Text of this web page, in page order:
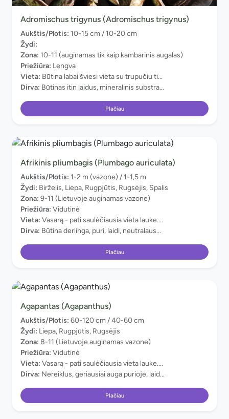
Adromischus trigynus (Adromischus trigynus)
Aukštis/Plotis: 10-15 cm / 10-20 cm
Žydi:
Zona: 10-11 (auginamas tik kaip kambarinis augalas)
Priežiūra: Lengva
Vieta: Būtina labai šviesi vieta su trupučiu ti...
Dirva: Būtinas itin laidus, mineralinis substra...
Plačiau
Afrikinis pliumbagis (Plumbago auriculata)
Aukštis/Plotis: 1-2 m (vazone) / 1-1,5 m
Žydi: Birželis, Liepa, Rugpjūtis, Rugsėjis, Spalis
Zona: 9-11 (Lietuvoje auginamas vazone)
Priežiūra: Vidutinė
Vieta: Vasarą - pati saulėčiausia vieta lauke....
Dirva: Būtina derlinga, puri, laidi, neutralaus...
Plačiau
Agapantas (Agapanthus)
Aukštis/Plotis: 60-120 cm / 40-60 cm
Žydi: Liepa, Rugpjūtis, Rugsėjis
Zona: 8-11 (Lietuvoje auginamas vazone)
Priežiūra: Vidutinė
Vieta: Vasarą - pati saulėčiausia vieta lauke....
Dirva: Nereiklus, geriausiai auga purioje, laid...
Plačiau